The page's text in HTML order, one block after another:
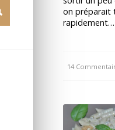
on préparait
rapidement…
14 /